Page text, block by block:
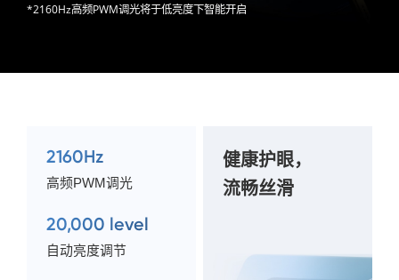
*2160Hz高频PWM调光将于低亮度下智能开启
2160Hz
高频PWM调光
20,000 level
自动亮度调节
健康护眼，
流畅丝滑